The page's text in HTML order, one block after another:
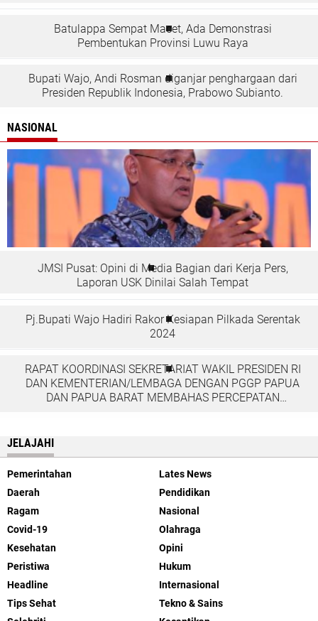
Batulappa Sempat Macet, Ada Demonstrasi
Pembentukan Provinsi Luwu Raya
Bupati Wajo, Andi Rosman diganjar penghargaan dari
Presiden Republik Indonesia, Prabowo Subianto.
NASIONAL
JMSI Pusat: Opini di Media Bagian dari Kerja Pers,
Laporan USK Dinilai Salah Tempat
Pj.Bupati Wajo Hadiri Rakor Kesiapan Pilkada Serentak
2024
RAPAT KOORDINASI SEKRETARIAT WAKIL PRESIDEN RI
DAN KEMENTERIAN/LEMBAGA DENGAN PGGP PAPUA
DAN PAPUA BARAT MEMBAHAS PERCEPATAN
JELAJAHI
Pemerintahan
Lates News
Daerah
Pendidikan
Ragam
Nasional
Covid-19
Olahraga
Kesehatan
Opini
Peristiwa
Hukum
Headline
Internasional
Tips Sehat
Tekno & Sains